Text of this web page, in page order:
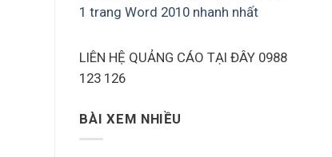
1 trang Word 2010 nhanh nhất
LIÊN HỆ QUẢNG CÁO TẠI ĐÂY 0988
123 126
BÀI XEM NHIỀU